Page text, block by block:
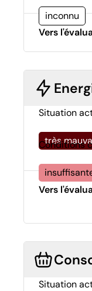
inconnu
Vers
Situation
très
Conditions
Vers
Situation